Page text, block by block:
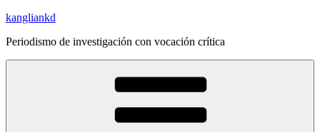
Saltar
contenido
kangliankd
Periodismo de investigación con vocación crítica